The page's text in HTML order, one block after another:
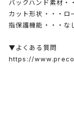
バックハンド素材・
カット形状・・・ロ
指保護機能・・・な
▼よくある質問
https://